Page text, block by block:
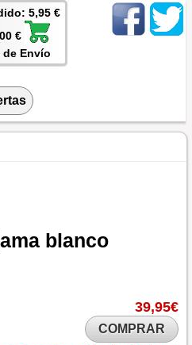
5,95 €
€
de Envío
blanco
39,95€
COMPRAR